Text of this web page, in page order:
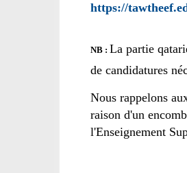
https://
NB : La partie
de candidatures
Nous rappelons
raison d'un
l'Enseignement